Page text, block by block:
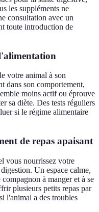
les suppléments ne
consultation avec un
toute introduction de
votre animal à son
dans son comportement,
moins actif ou éprouve
sa diète. Des tests réguliers
si le régime alimentaire
de repas apaisant
vous nourrissez votre
Un espace calme,
à manger et à se
plusieurs petits repas par
l'animal a des troubles